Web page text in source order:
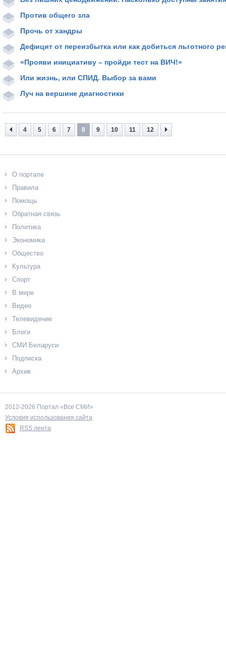
Против общего зла
Прочь от хандры
Дефицит от переизбытка или как добиться льготного
«Прояви инициативу – пройди тест на ВИЧ!»
Или жизнь, или СПИД. Выбор за вами
Луч на вершине диагностики
4 5 6 7 8 9 10 11 12
О портале
Правила
Помощь
Обратная связь
Политика
Экономика
Общество
Культура
Спорт
В мире
Видео
Телевидение
Блоги
СМИ Беларуси
Подписка
Архив
2012-2026 Портал «Все СМИ»
Условия использования сайта
RSS лента